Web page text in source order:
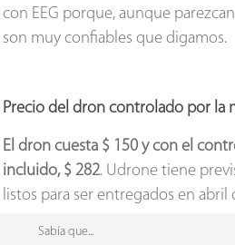
con EEG porque, aunque
son muy confiables que digamos.
Precio del dron controlado por la
El dron cuesta $ 150 y con el
incluido, $ 282. Udrone tiene
listos para ser entregados en abril
Sabía que...